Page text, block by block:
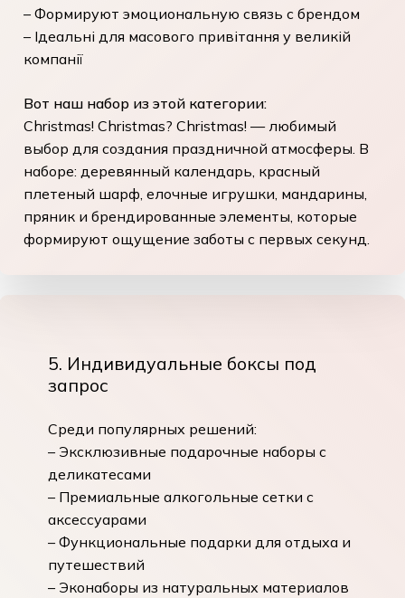
– Формируют эмоциональную связь с брендом
– Ідеальні для масового привітання у великій
компанії
Вот наш набор из этой категории:
Christmas! Christmas? Christmas! — любимый
выбор для создания праздничной атмосферы. В
наборе: деревянный календарь, красный
плетеный шарф, елочные игрушки, мандарины,
пряник и брендированные элементы, которые
формируют ощущение заботы с первых секунд.
5. Индивидуальные боксы под
запрос
Среди популярных решений:
– Эксклюзивные подарочные наборы с
деликатесами
– Премиальные алкогольные сетки с
аксессуарами
– Функциональные подарки для отдыха и
путешествий
– Эконаборы из натуральных материалов